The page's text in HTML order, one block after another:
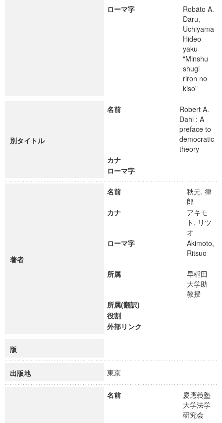
ローマ字
Robāto A.
Dāru,
Uchiyama
Hideo
yaku
"Minshu
shugi
riron no
kiso"
別タイトル
名前
Robert A.
Dahl : A
preface to
democratic
theory
カナ
ローマ字
著者
名前
秋元, 律
郎
カナ
アキモ
ト, リツ
オ
ローマ字
Akimoto,
Ritsuo
所属
早稲田
大学助
教授
所属(翻訳)
役割
外部リンク
版
出版地 東京
名前
慶應義塾
大学法学
研究会